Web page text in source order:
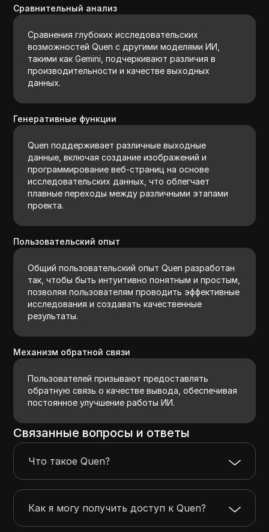
Сравнительный анализ
Сравнения глубоких исследовательских
возможностей Quen с другими моделями ИИ,
такими как Gemini, подчеркивают различия в
производительности и качестве выходных
данных.
Генеративные функции
Quen поддерживает различные выходные
данные, включая создание изображений и
программирование веб-страниц на основе
исследовательских данных, что облегчает
плавные переходы между различными этапами
проекта.
Пользовательский опыт
Общий пользовательский опыт Quen разработан
так, чтобы быть интуитивно понятным и простым,
позволяя пользователям проводить эффективные
исследования и создавать качественные
результаты.
Механизм обратной связи
Пользователей призывают предоставлять
обратную связь о качестве вывода, обеспечивая
постоянное улучшение работы ИИ.
Связанные вопросы и ответы
Что такое Quen?
Как я могу получить доступ к Quen?